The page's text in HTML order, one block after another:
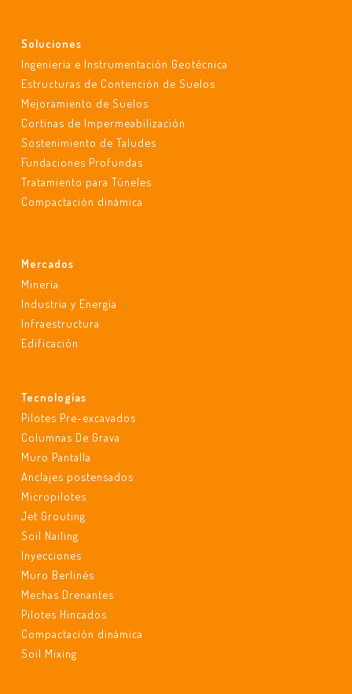
Soluciones
Ingeniería e Instrumentación Geotécnica
Estructuras de Contención de Suelos
Mejoramiento de Suelos
Cortinas de Impermeabilización
Sostenimiento de Taludes
Fundaciones Profundas
Tratamiento para Túneles
Compactación dinámica
Mercados
Minería
Industria y Energía
Infraestructura
Edificación
Tecnologías
Pilotes Pre-excavados
Columnas De Grava
Muro Pantalla
Anclajes postensados
Micropilotes
Jet Grouting
Soil Nailing
Inyecciones
Muro Berlinés
Mechas Drenantes
Pilotes Hincados
Compactación dinámica
Soil Mixing